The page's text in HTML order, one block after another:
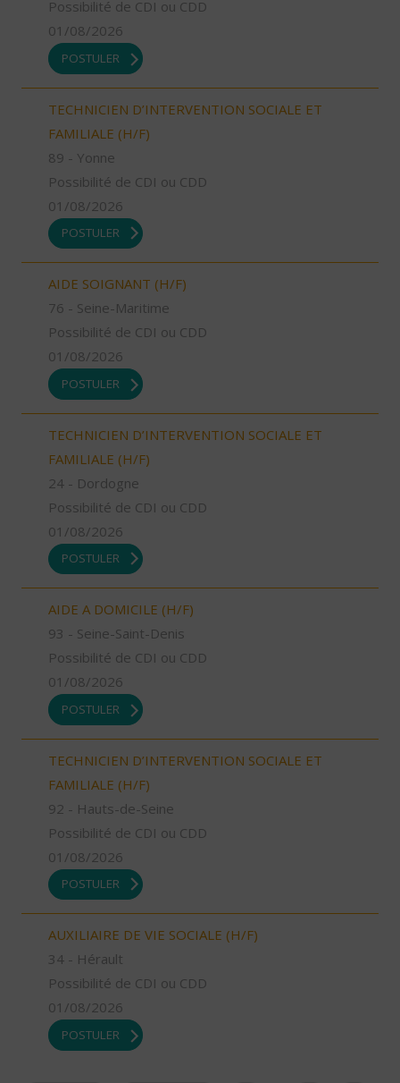
Possibilité de CDI ou CDD
01/08/2026
POSTULER
TECHNICIEN D’INTERVENTION SOCIALE ET
FAMILIALE (H/F)
89 - Yonne
Possibilité de CDI ou CDD
01/08/2026
POSTULER
AIDE SOIGNANT (H/F)
76 - Seine-Maritime
Possibilité de CDI ou CDD
01/08/2026
POSTULER
TECHNICIEN D’INTERVENTION SOCIALE ET
FAMILIALE (H/F)
24 - Dordogne
Possibilité de CDI ou CDD
01/08/2026
POSTULER
AIDE A DOMICILE (H/F)
93 - Seine-Saint-Denis
Possibilité de CDI ou CDD
01/08/2026
POSTULER
TECHNICIEN D’INTERVENTION SOCIALE ET
FAMILIALE (H/F)
92 - Hauts-de-Seine
Possibilité de CDI ou CDD
01/08/2026
POSTULER
AUXILIAIRE DE VIE SOCIALE (H/F)
34 - Hérault
Possibilité de CDI ou CDD
01/08/2026
POSTULER